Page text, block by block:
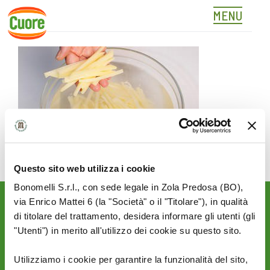
Questo sito web utilizza i cookie
Bonomelli S.r.l., con sede legale in Zola Predosa (BO),
via Enrico Mattei 6 (la "Società" o il "Titolare"), in qualità
di titolare del trattamento, desidera informare gli utenti (gli
"Utenti") in merito all'utilizzo dei cookie su questo sito.
Utilizziamo i cookie per garantire la funzionalità del sito,
Skip
content
MENU
02
Rimani aggiornato sulle
novità del mondo Cuore: